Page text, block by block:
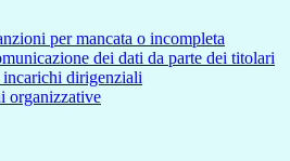
per mancata o incompleta
dei dati da parte dei titolari
dirigenziali
organizzative